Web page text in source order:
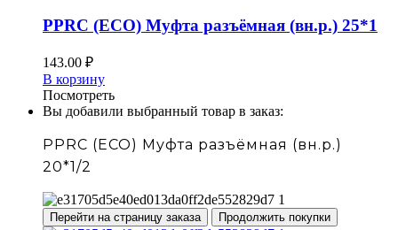
PPRC (ECO) Муфта разъёмная (вн.р.) 25*1
143.00 ₽
В корзину
Посмотреть
Вы добавили выбранный товар в заказ:
PPRC (ECO) Муфта разъёмная (вн.р.)
20*1/2
Перейти на страницу заказа Продолжить покупки